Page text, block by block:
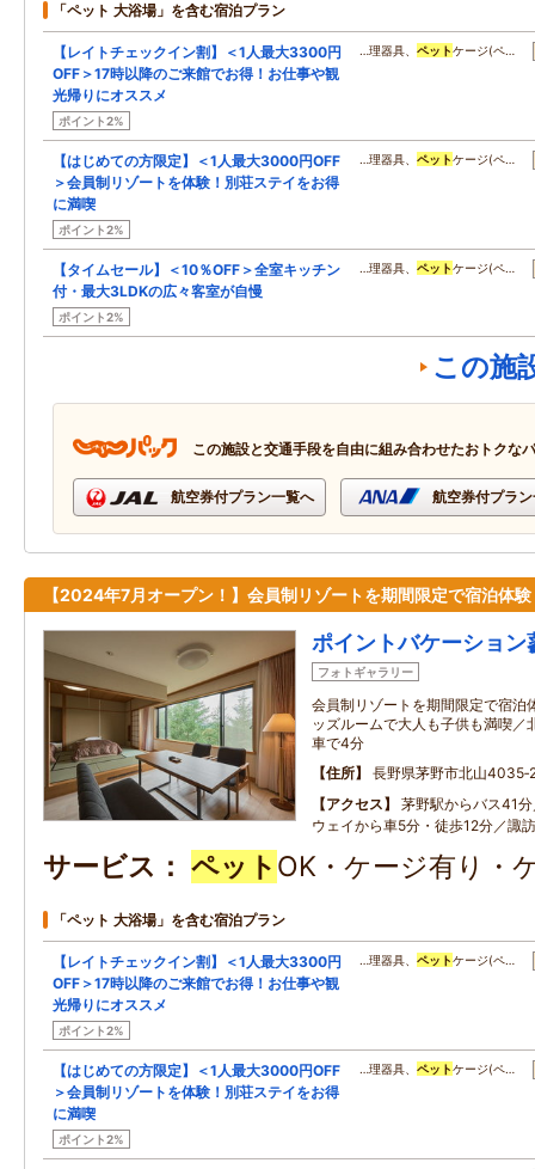
「ペット 大浴場」を含む宿泊プラン
【レイトチェックイン割】＜1人最大3300円
OFF＞17時以降のご来館でお得！お仕事や観
光帰りにオススメ
ポイント2%
…理器具、 ペットケージ(ペ…
【はじめての方限定】＜1人最大3000円OFF
＞会員制リゾートを体験！別荘ステイをお得
に満喫
ポイント2%
…理器具、 ペットケージ(ペ…
【タイムセール】＜10％OFF＞全室キッチン
付・最大3LDKの広々客室が自慢
ポイント2%
…理器具、 ペットケージ(ペ…
この施
この施設と交通手段を自由に組み合わせたおトクな
航空券付プラン一覧へ 航空券付プラ
【2024年7月オープン！】会員制リゾートを期間限定で宿泊体験
ポイントバケーション
フォトギャラリー
会員制リゾートを期間限定で宿泊
ッズルームで大人も子供も満喫／
車で4分
住所
長野県茅野市北山
アクセス
茅野駅からバス41
ウェイから車5分・徒歩12分／諏
サービス ペット OK・ケージ有り・
「ペット 大浴場」を含む宿泊プラン
【レイトチェックイン割】＜1人最大3300円
OFF＞17時以降のご来館でお得！お仕事や観
光帰りにオススメ
ポイント2%
…理器具、 ペットケージ(ペ…
【はじめての方限定】＜1人最大3000円OFF
＞会員制リゾートを体験！別荘ステイをお得
に満喫
ポイント2%
…理器具、 ペットケージ(ペ…